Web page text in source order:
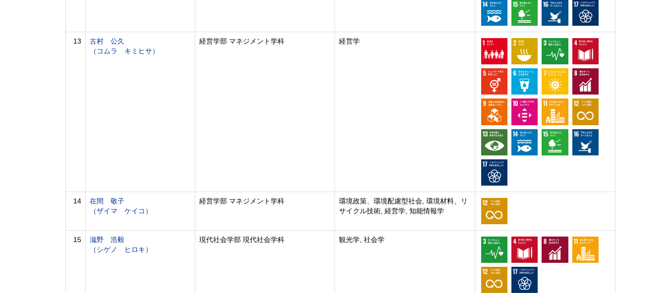
13
古村 公久
（コムラ キミヒサ）
経営学部 マネジメント学科 経営学
14
在間 敬子
（ザイマ ケイコ）
経営学部 マネジメント学科
環境政策、環境配慮型社会, 環境材料、リ
サイクル技術, 経営学, 知能情報学
15
滋野 浩毅
（シゲノ ヒロキ）
現代社会学部 現代社会学科 観光学, 社会学